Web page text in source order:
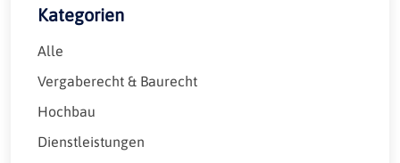
Kategorien
Alle
Vergaberecht & Baurecht
Hochbau
Dienstleistungen